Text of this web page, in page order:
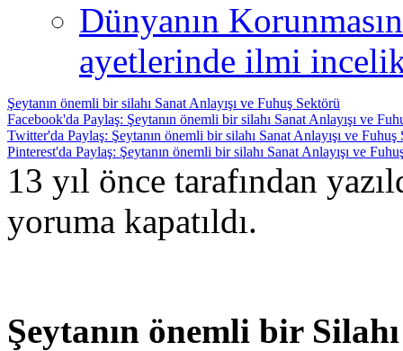
Dünyanın
ayetlerinde ilmi
Şeytanın önemli bir silahı Sanat Anlayışı ve Fuhuş Sektörü
Facebook'da Paylaş: Şeytanın önemli bir silahı Sanat Anlayışı ve
Twitter'da Paylaş: Şeytanın önemli bir silahı Sanat Anlayışı ve Fuhuş
Pinterest'da Paylaş: Şeytanın önemli bir silahı Sanat Anlayışı ve
13 yıl önce tarafından
yoruma kapatıldı.
Şeytanın önemli bir Silahı